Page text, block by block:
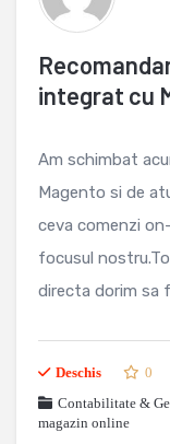
integrat cu
Am schimbat
Magento si de
ceva comenzi
focusul
directa dorim sa
Deschis
0
Contabilitate &
magazin online